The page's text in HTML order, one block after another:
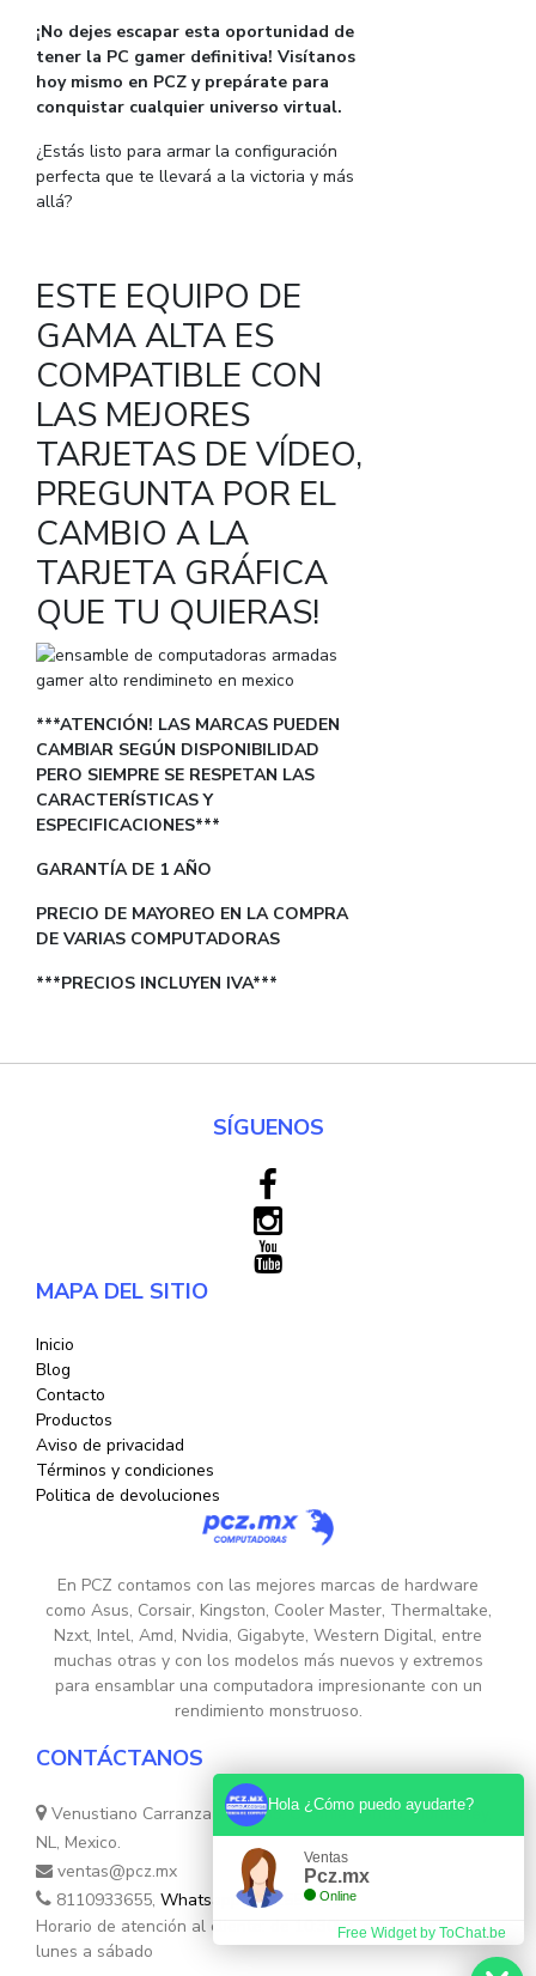
¡No dejes escapar esta oportunidad de
tener la PC gamer definitiva! Visítanos
hoy mismo en PCZ y prepárate para
conquistar cualquier universo virtual.
¿Estás listo para armar la configuración
perfecta que te llevará a la victoria y más
allá?
ESTE EQUIPO DE
GAMA ALTA ES
COMPATIBLE CON
LAS MEJORES
TARJETAS DE VÍDEO,
PREGUNTA POR EL
CAMBIO A LA
TARJETA GRÁFICA
QUE TU QUIERAS!
***ATENCIÓN! LAS MARCAS PUEDEN
CAMBIAR SEGÚN DISPONIBILIDAD
PERO SIEMPRE SE RESPETAN LAS
CARACTERÍSTICAS Y
ESPECIFICACIONES***
GARANTÍA DE 1 AÑO
PRECIO DE MAYOREO EN LA COMPRA
DE VARIAS COMPUTADORAS
***PRECIOS INCLUYEN IVA***
SÍGUENOS
MAPA DEL SITIO
Inicio
Blog
Contacto
Productos
Aviso de privacidad
Términos y condiciones
Politica de devoluciones
En PCZ contamos con las mejores marcas de hardware
como Asus, Corsair, Kingston, Cooler Master, Thermaltake,
Nzxt, Intel, Amd, Nvidia, Gigabyte, Western Digital, entre
muchas otras y con los modelos más nuevos y extremos
para ensamblar una computadora impresionante con un
rendimiento monstruoso.
CONTÁCTANOS
Venustiano Carranza Nte. 755, Colonia Centro, Monterrey,
NL, Mexico.
ventas@pcz.mx
8110933655, Whatsapp 8131554632
Horario de atención al cliente: de 10:30hs. a 17:30hs de
lunes a sábado
Hola ¿Cómo puedo ayudarte?
Ventas
Pcz.mx
Online
Free Widget by ToChat.be